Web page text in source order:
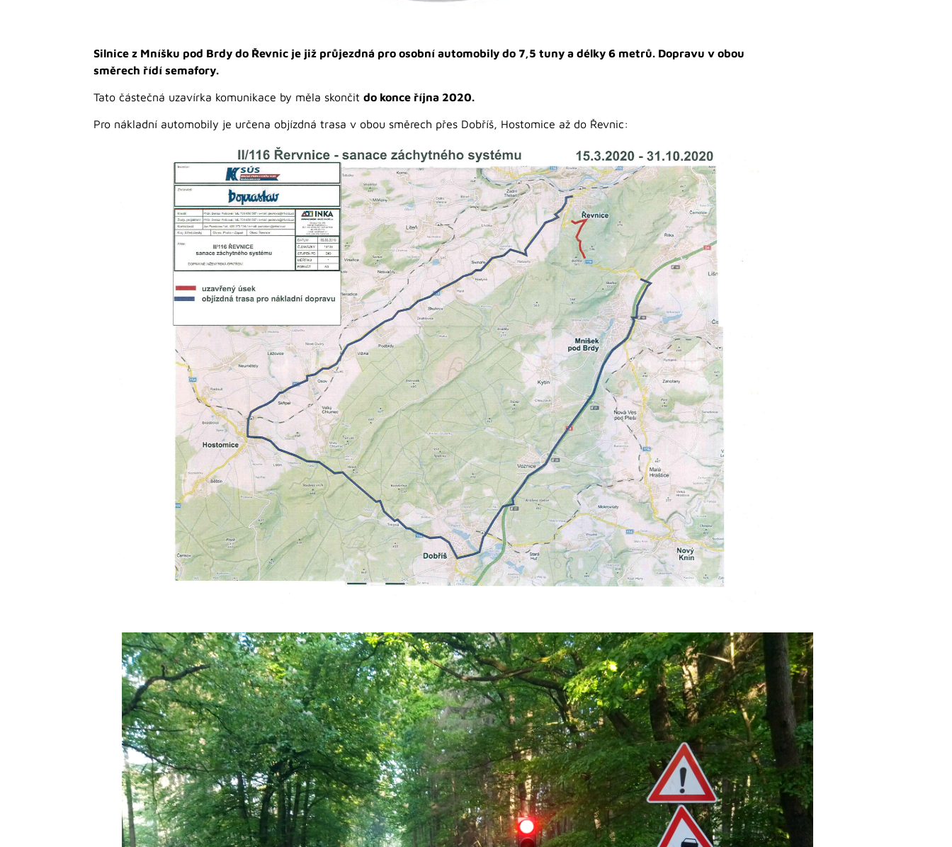
Silnice z Mníšku pod Brdy do Řevnic je již průjezdná pro osobní automobily do 7,5 tuny a délky 6 metrů. Dopravu v obou
směrech řídí semafory.
Tato částečná uzavírka komunikace by měla skončit do konce října 2020.
Pro nákladní automobily je určena objízdná trasa v obou směrech přes Dobříš, Hostomice až do Řevnic: